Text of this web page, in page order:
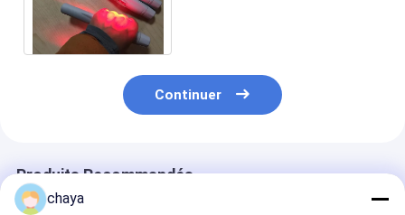
Continuer
Produits Recommandés
chaya